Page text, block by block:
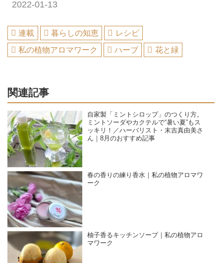
2022-01-13
連載 暮らしの知恵
レシピ
私の植物アロマワーク
ハーブ 花と緑
関連記事
自家製「ミントシロップ」のつくり方。
ミントソーダやカクテルで“暑い夏”もス
ッキリ！／ハーバリスト・末吉真由美さ
ん｜8月のおすすめ記事
春の香りの練り香水｜私の植物アロマワ
ーク
柚子香るキッチンソープ｜私の植物アロ
マワーク